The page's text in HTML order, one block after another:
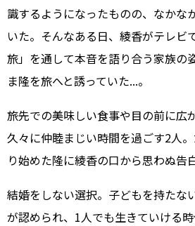
識するようになったものの、なかな
いた。そんなある日、綾香がテレビ
旅」を通して本音を語り合う家族の
ま隆を旅へと誘っていた...。
旅先での美味しい食事や目の前に広
久々に仲睦まじい時間を過ごす2人
り始めた隆に綾香の口から思わぬ
結婚をしない選択。子どもを持たな
が認められ、1人でも生きていける